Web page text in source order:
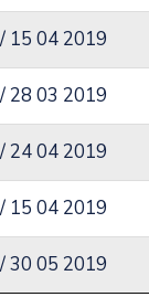
15 04 2019
28 03 2019
24 04 2019
15 04 2019
30 05 2019